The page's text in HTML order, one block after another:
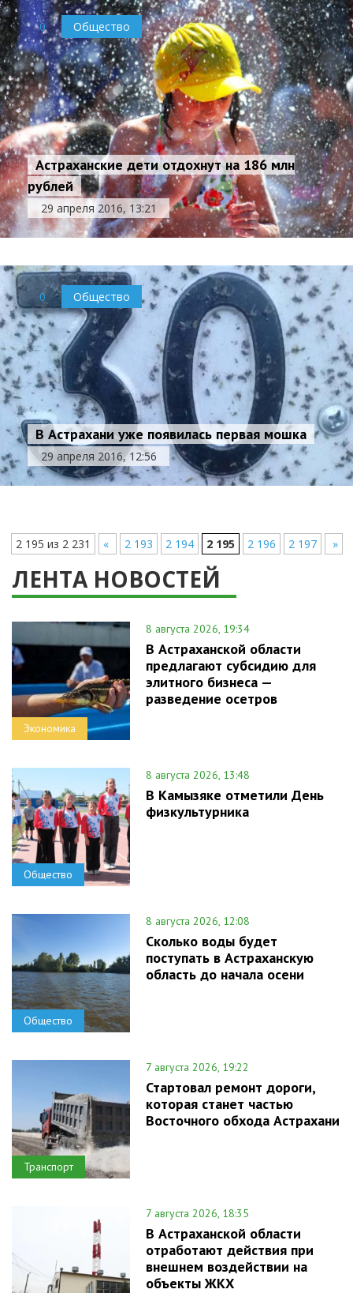
0 Общество
Астраханские дети отдохнут на 186 млн
рублей
29 апреля 2016, 13:21
0 Общество
В Астрахани уже появилась первая мошка
29 апреля 2016, 12:56
2 195 из 2 231 « 2 193 2 194 2 195 2 196 2 197 »
ЛЕНТА НОВОСТЕЙ
Экономика
8 августа 2026, 19:34
В Астраханской области
предлагают субсидию для
элитного бизнеса —
разведение осетров
Общество
8 августа 2026, 13:48
В Камызяке отметили День
физкультурника
Общество
8 августа 2026, 12:08
Сколько воды будет
поступать в Астраханскую
область до начала осени
Транспорт
7 августа 2026, 19:22
Стартовал ремонт дороги,
которая станет частью
Восточного обхода Астрахани
7 августа 2026, 18:35
В Астраханской области
отработают действия при
внешнем воздействии на
объекты ЖКХ